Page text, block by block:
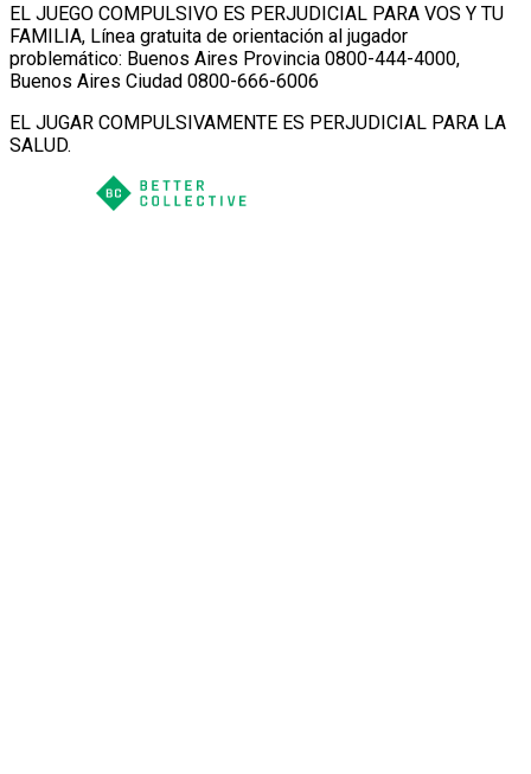
EL JUEGO COMPULSIVO ES PERJUDICIAL PARA VOS Y TU
FAMILIA, Línea gratuita de orientación al jugador
problemático: Buenos Aires Provincia 0800-444-4000,
Buenos Aires Ciudad 0800-666-6006
EL JUGAR COMPULSIVAMENTE ES PERJUDICIAL PARA LA
SALUD.